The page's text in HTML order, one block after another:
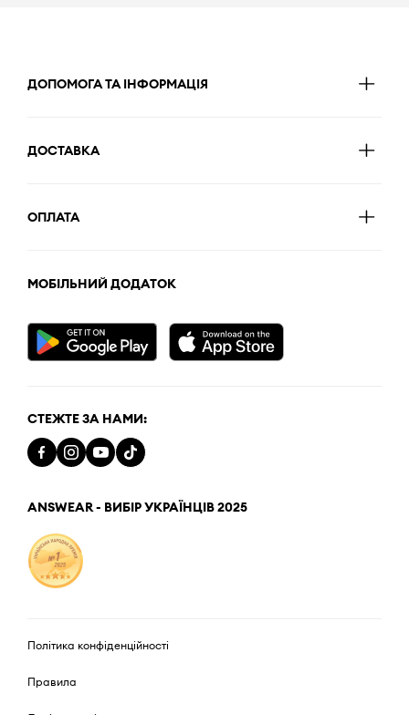
ДОПОМОГА ТА ІНФОРМАЦІЯ
ДОСТАВКА
ОПЛАТА
МОБІЛЬНИЙ ДОДАТОК
СТЕЖТЕ ЗА НАМИ:
ANSWEAR - ВИБІР УКРАЇНЦІВ 2025
Політика конфіденційності
Правила